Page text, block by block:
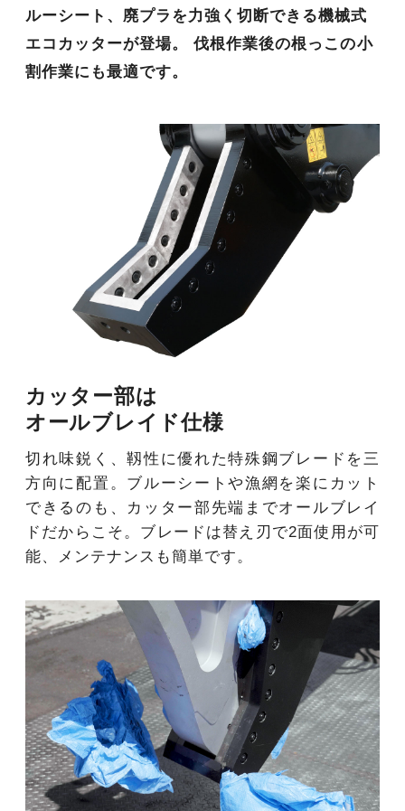
ルーシート、廃プラを力強く切断できる機械式
エコカッターが登場。
伐根作業後の根っこの小
割作業にも最適です。
カッター部は
オールブレイド仕様
切れ味鋭く、靱性に優れた特殊鋼ブレードを三
方向に配置。ブルーシートや漁網を楽にカット
できるのも、カッター部先端までオールブレイ
ドだからこそ。ブレードは替え刃で2面使用が可
能、メンテナンスも簡単です。